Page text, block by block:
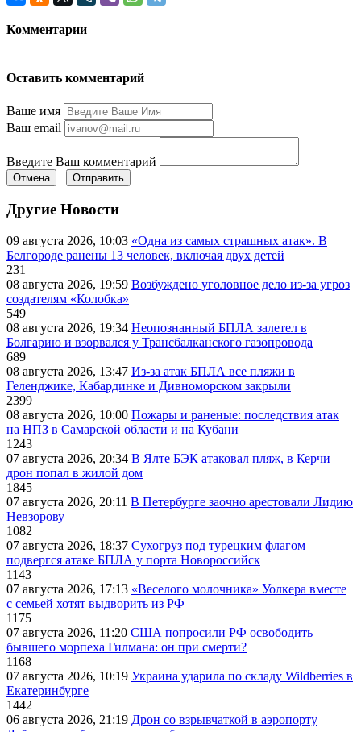
Комментарии
Оставить комментарий
Ваше имя
Ваш email
Введите Ваш комментарий
Отмена Отправить
Другие Новости
09 августа 2026, 10:03 «Одна из самых страшных атак». В
Белгороде ранены 13 человек, включая двух детей
231
08 августа 2026, 19:59 Возбуждено уголовное дело из-за угроз
создателям «Колобка»
549
08 августа 2026, 19:34 Неопознанный БПЛА залетел в
Болгарию и взорвался у Трансбалканского газопровода
689
08 августа 2026, 13:47 Из-за атак БПЛА все пляжи в
Геленджике, Кабардинке и Дивноморском закрыли
2399
08 августа 2026, 10:00 Пожары и раненые: последствия атак
на НПЗ в Самарской области и на Кубани
1243
07 августа 2026, 20:34 В Ялте БЭК атаковал пляж, в Керчи
дрон попал в жилой дом
1845
07 августа 2026, 20:11 В Петербурге заочно арестовали Лидию
Невзорову
1082
07 августа 2026, 18:37 Сухогруз под турецким флагом
подвергся атаке БПЛА у порта Новороссийск
1143
07 августа 2026, 17:13 «Веселого молочника» Уолкера вместе
с семьей хотят выдворить из РФ
1175
07 августа 2026, 11:20 США попросили РФ освободить
бывшего морпеха Гилмана: он при смерти?
1168
07 августа 2026, 10:19 Украина ударила по складу Wildberries в
Екатеринбурге
1442
06 августа 2026, 21:19 Дрон со взрывчаткой в аэропорту